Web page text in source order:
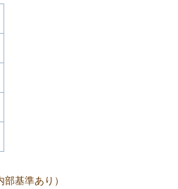
基準あり）